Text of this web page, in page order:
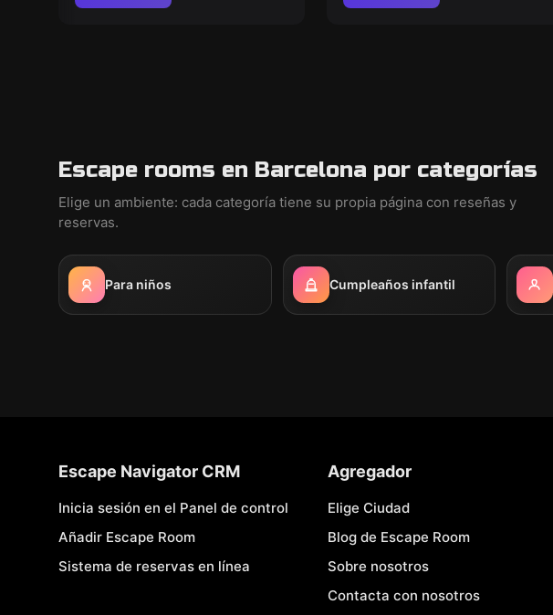
Escape rooms en Barcelona por categorías
Elige un ambiente: cada categoría tiene su propia página con reseñas y
reservas.
Para niños Cumpleaños infantil
Escape Navigator CRM
Inicia sesión en el Panel de control
Añadir Escape Room
Sistema de reservas en línea
Agregador
Elige Ciudad
Blog de Escape Room
Sobre nosotros
Contacta con nosotros